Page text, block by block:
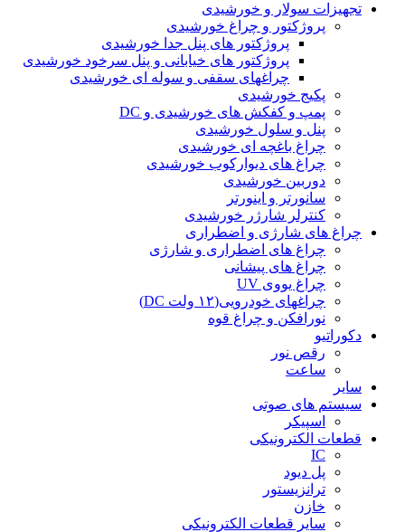
تجهیزات سولار و خورشیدی
پروژکتور و چراغ خورشیدی
پروژکتور های پنل جدا خورشیدی
پروژکتور های خیابانی و پنل سرخود خورشیدی
چراغهای سقفی و سوله ای خورشیدی
پکیج خورشیدی
پمپ و کفکش های خورشیدی و DC
پنل و سلول خورشیدی
چراغ باغچه ای خورشیدی
چراغ های دیوارکوب خورشیدی
دوربین خورشیدی
سانورتر و اینورتر
کنترلر شارژر خورشیدی
چراغ های شارژی و اضطراری
چراغ های اضطراری و شارژی
چراغ های پیشانی
چراغ یووی UV
چراغهای خودرویی(۱۲ ولت DC)
نورافکن و چراغ قوه
دکوراتیو
رقص نور
ساعت
سایر
سیستم های صوتی
اسپیکر
قطعات الکترونیکی
IC
پل دیود
ترانزیستور
خازن
سایر قطعات الکترونیکی